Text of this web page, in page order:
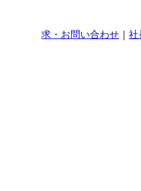
求・お問い合わせ 社